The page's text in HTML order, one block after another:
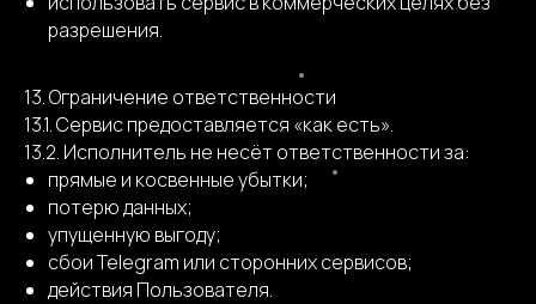
разрешения.
13. Ограничение ответственности
13.1. Сервис предоставляется «как есть».
13.2. Исполнитель не несёт ответственности за:
прямые и косвенные убытки;
потерю данных;
упущенную выгоду;
сбои Telegram или сторонних сервисов;
действия Пользователя.